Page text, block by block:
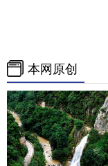
本网原创